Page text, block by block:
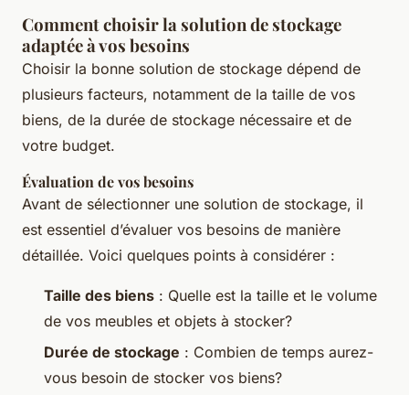
Comment choisir la solution de stockage
adaptée à vos besoins
Choisir la bonne solution de stockage dépend de
plusieurs facteurs, notamment de la taille de vos
biens, de la durée de stockage nécessaire et de
votre budget.
Évaluation de vos besoins
Avant de sélectionner une solution de stockage, il
est essentiel d’évaluer vos besoins de manière
détaillée. Voici quelques points à considérer :
Taille des biens : Quelle est la taille et le volume
de vos meubles et objets à stocker?
Durée de stockage : Combien de temps aurez-
vous besoin de stocker vos biens?